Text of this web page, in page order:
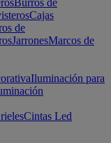
Burros de
Cajas
de
JarronesMarcos de
Iluminación para
Cintas Led